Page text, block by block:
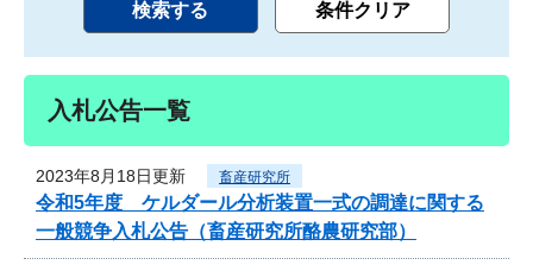
入札公告一覧
2023年8月18日更新 畜産研究所
令和5年度 ケルダール分析装置一式の調達に関する
一般競争入札公告（畜産研究所酪農研究部）